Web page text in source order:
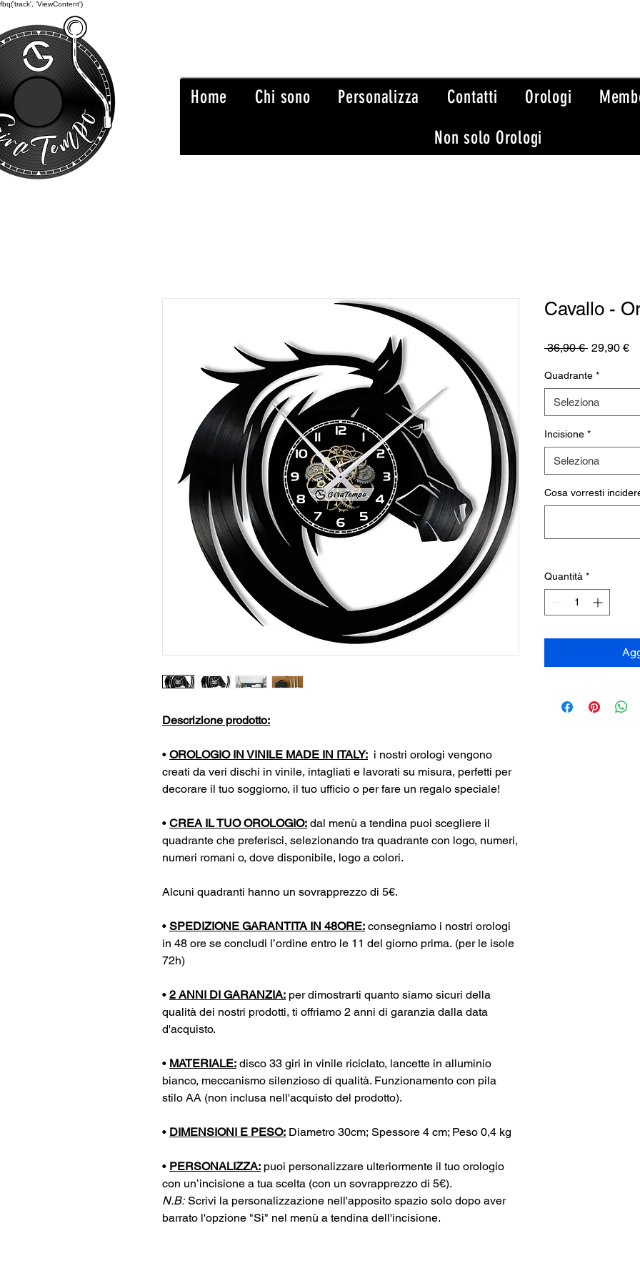
fbq('track', 'ViewContent')
Home Chi sono Personalizza Contatti Orologi
Non solo Orologi
Descrizione prodotto:
• OROLOGIO IN VINILE MADE IN ITALY: i nostri orologi vengono
creati da veri dischi in vinile, intagliati e lavorati su misura, perfetti per
decorare il tuo soggiorno, il tuo ufficio o per fare un regalo speciale!
• CREA IL TUO OROLOGIO: dal menù a tendina puoi scegliere il
quadrante che preferisci, selezionando tra quadrante con logo, numeri,
numeri romani o, dove disponibile, logo a colori.
Alcuni quadranti hanno un sovrapprezzo di 5€.
• SPEDIZIONE GARANTITA IN 48ORE: consegniamo i nostri orologi
in 48 ore se concludi l’ordine entro le 11 del giorno prima. (per le isole
72h)
• 2 ANNI DI GARANZIA: per dimostrarti quanto siamo sicuri della
qualità dei nostri prodotti, ti offriamo 2 anni di garanzia dalla data
d'acquisto.
• MATERIALE: disco 33 giri in vinile riciclato, lancette in alluminio
bianco, meccanismo silenzioso di qualità. Funzionamento con pila
stilo AA (non inclusa nell'acquisto del prodotto).
• DIMENSIONI E PESO: Diametro 30cm; Spessore 4 cm; Peso 0,4 kg
• PERSONALIZZA: puoi personalizzare ulteriormente il tuo orologio
con un’incisione a tua scelta (con un sovrapprezzo di 5€).
N.B: Scrivi la personalizzazione nell'apposito spazio solo dopo aver
barrato l'opzione "Si" nel menù a tendina dell'incisione.
Cavallo -
36,90 € Prezzo
29,90 €
Quadrante *
Seleziona
Incisione *
Seleziona
Cosa vorresti
Quantità *